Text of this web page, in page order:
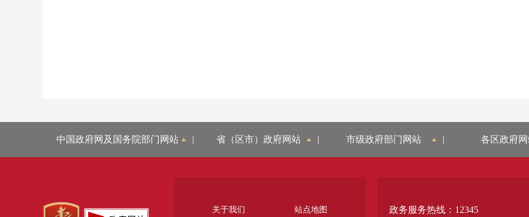
中国政府网及国务院部门网站 | 省（区市）政府网站 | 市级政府部门网站 | 各区政府
关于我们 站点地图 政务服务热线：12345